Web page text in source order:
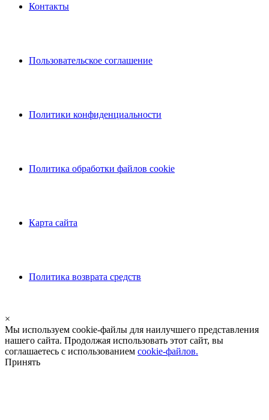
Контакты
Пользовательское соглашение
Политики конфиденциальности
Политика обработки файлов cookie
Карта сайта
Политика возврата средств
×
Мы используем cookie-файлы для наилучшего представления
нашего сайта. Продолжая использовать этот сайт, вы
соглашаетесь с использованием cookie-файлов.
Принять